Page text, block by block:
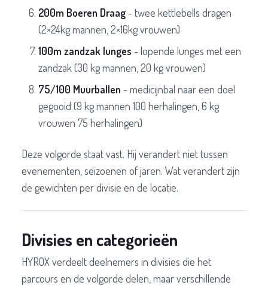
200m Boeren Draag - twee kettlebells dragen
(2×24kg mannen, 2×16kg vrouwen)
100m zandzak lunges - lopende lunges met een
zandzak (30 kg mannen, 20 kg vrouwen)
75/100 Muurballen - medicijnbal naar een doel
gegooid (9 kg mannen 100 herhalingen, 6 kg
vrouwen 75 herhalingen)
Deze volgorde staat vast. Hij verandert niet tussen
evenementen, seizoenen of jaren. Wat verandert zijn
de gewichten per divisie en de locatie.
Divisies en categorieën
HYROX verdeelt deelnemers in divisies die het
parcours en de volgorde delen, maar verschillende